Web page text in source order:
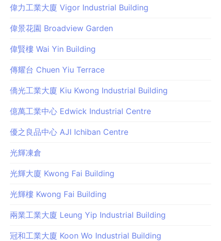
偉力工業大廈 Vigor Industrial Building
偉景花園 Broadview Garden
偉賢樓 Wai Yin Building
傳耀台 Chuen Yiu Terrace
僑光工業大廈 Kiu Kwong Industrial Building
億萬工業中心 Edwick Industrial Centre
優之良品中心 AJI Ichiban Centre
光輝凍倉
光輝大廈 Kwong Fai Building
光輝樓 Kwong Fai Building
兩業工業大廈 Leung Yip Industrial Building
冠和工業大廈 Koon Wo Industrial Building